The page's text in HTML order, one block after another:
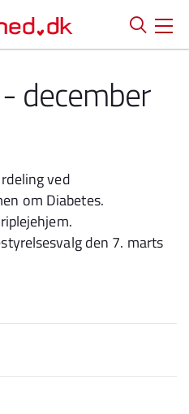
december
ved
om Diabetes.
den 7. marts